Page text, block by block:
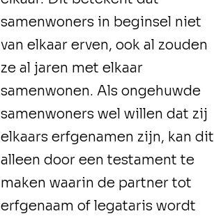
samenwoners in beginsel niet
van elkaar erven, ook al zouden
ze al jaren met elkaar
samenwonen. Als ongehuwde
samenwoners wel willen dat zij
elkaars erfgenamen zijn, kan dit
alleen door een testament te
maken waarin de partner tot
erfgenaam of legataris wordt